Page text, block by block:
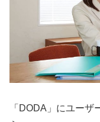
「DODA」にユー